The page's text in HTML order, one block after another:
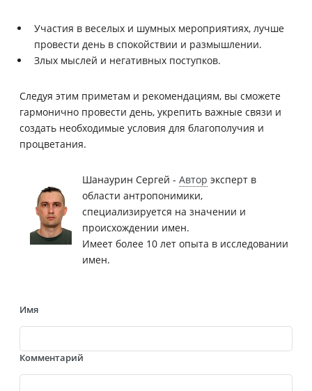
Участия в веселых и шумных мероприятиях, лучше
провести день в спокойствии и размышлении.
Злых мыслей и негативных поступков.
Следуя этим приметам и рекомендациям, вы сможете
гармонично провести день, укрепить важные связи и
создать необходимые условия для благополучия и
процветания.
Шанаурин Сергей - Автор эксперт в
области антропонимики,
специализируется на значении и
происхождении имен.
Имеет более 10 лет опыта в исследовании
имен.
Имя
Комментарий